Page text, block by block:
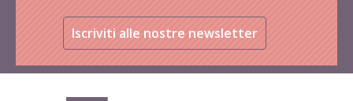
Iscriviti alle nostre newsletter